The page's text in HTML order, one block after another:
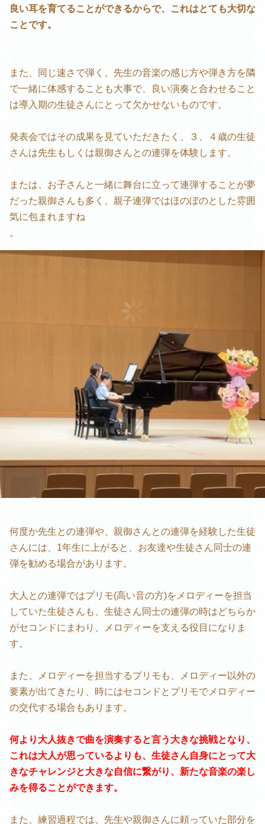
良い耳を育てることができるからで、これはとても大切な
ことです。
また、同じ速さで弾く、先生の音楽の感じ方や弾き方を隣
で一緒に体感することも大事で、良い演奏と合わせること
は導入期の生徒さんにとって欠かせないものです。
発表会ではその成果を見ていただきたく、３、４歳の生徒
さんは先生もしくは親御さんとの連弾を体験します。
または、お子さんと一緒に舞台に立って連弾することが夢
だった親御さんも多く、親子連弾ではほのぼのとした雰囲
気に包まれますね
。
何度か先生との連弾や、親御さんとの連弾を経験した生徒
さんには、1年生に上がると、お友達や生徒さん同士の連
弾を勧める場合があります。
大人との連弾ではプリモ(高い音の方)をメロディーを担当
していた生徒さんも、生徒さん同士の連弾の時はどちらか
がセコンドにまわり、メロディーを支える役目になりま
す。
また、メロディーを担当するプリモも、メロディー以外の
要素が出てきたり、時にはセコンドとプリモでメロディー
の交代する場合もあります。
何より大人抜きで曲を演奏すると言う大きな挑戦となり、
これは大人が思っているよりも、生徒さん自身にとって大
きなチャレンジと大きな自信に繋がり、新たな音楽の楽し
みを得ることができます。
また、練習過程では、先生や親御さんに頼っていた部分を